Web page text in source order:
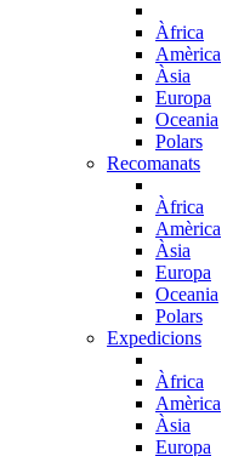
Àfrica
Amèrica
Àsia
Europa
Oceania
Polars
Recomanats
Àfrica
Amèrica
Àsia
Europa
Oceania
Polars
Expedicions
Àfrica
Amèrica
Àsia
Europa